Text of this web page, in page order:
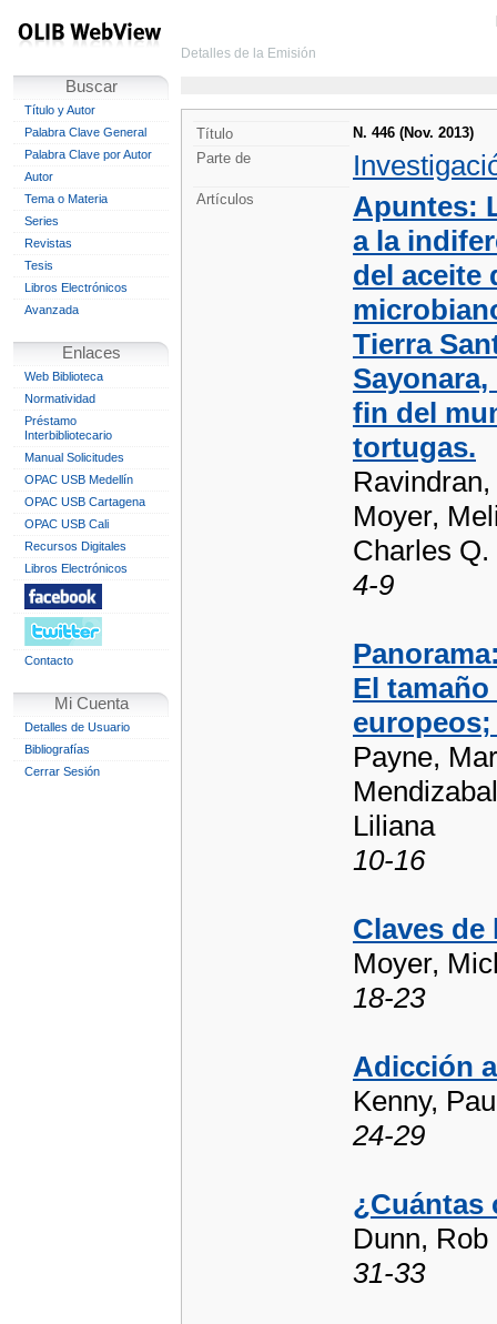
Buscar
Título y Autor
Palabra Clave General
Palabra Clave por Autor
Autor
Tema o Materia
Series
Revistas
Tesis
Libros Electrónicos
Avanzada
Enlaces
Web Biblioteca
Normatividad
Préstamo
Interbibliotecario
Manual Solicitudes
OPAC USB Medellín
OPAC USB Cartagena
OPAC USB Cali
Recursos Digitales
Libros Electrónicos
Contacto
Mi Cuenta
Detalles de Usuario
Bibliografías
Cerrar Sesión
Detalles de la Emisión
Título
N. 446 (Nov. 2013)
Parte de
Artículos
Apuntes:
a la
del aceite
Tierra
fin del
tortugas.
Moyer,
Charles
4-9
El
Payne,
Liliana
10-16
Claves de
Moyer,
18-23
Adicción
Kenny,
24-29
¿Cuántas
Dunn, Rob
31-33